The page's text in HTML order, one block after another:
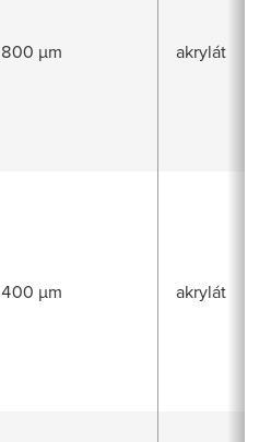
800 µm akrylát
400 µm akrylát